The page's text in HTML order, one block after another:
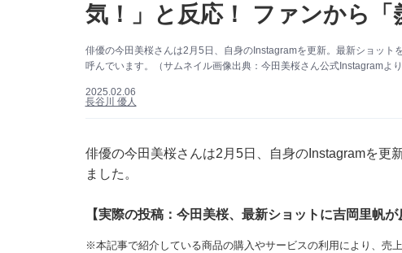
気！」と反応！ ファンから
俳優の今田美桜さんは2月5日、自身のInstagramを更新。最新ショッ
呼んでいます。（サムネイル画像出典：今田美桜さん公式Instagramより
2025.02.06
長谷川 優人
俳優の今田美桜さんは2月5日、自身のInstagramを更
ました。
【実際の投稿：今田美桜、最新ショットに吉岡里帆が
※本記事で紹介している商品の購入やサービスの利用により、売